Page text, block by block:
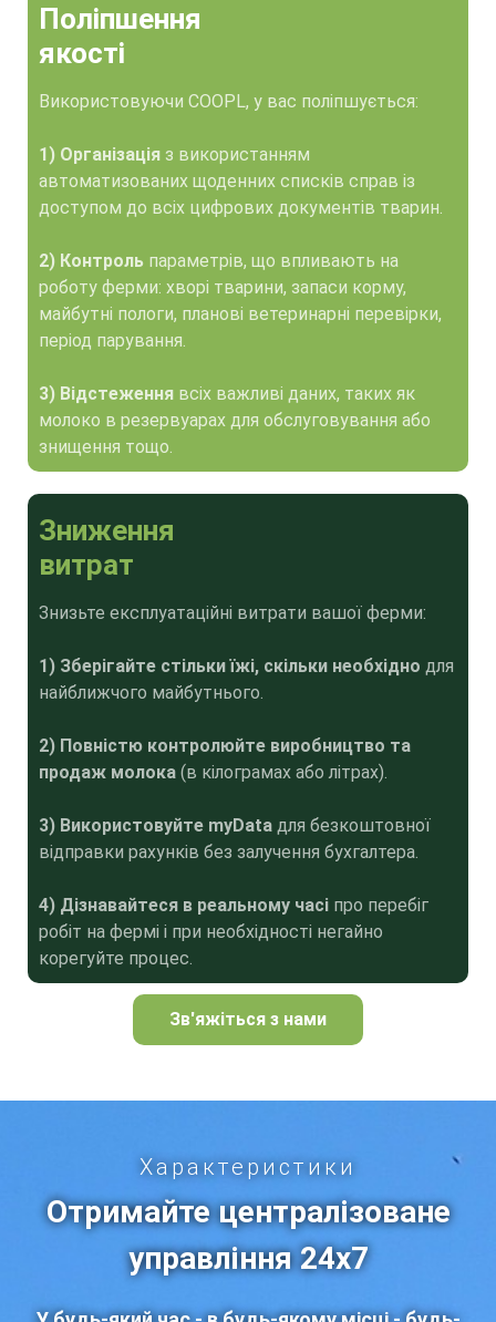
Поліпшення
якості
Використовуючи COOPL, у вас поліпшується:
1) Організація з використанням
автоматизованих щоденних списків справ із
доступом до всіх цифрових документів тварин.
2) Контроль параметрів, що впливають на
роботу ферми: хворі тварини, запаси корму,
майбутні пологи, планові ветеринарні перевірки,
період парування.
3) Відстеження всіх важливі даних, таких як
молоко в резервуарах для обслуговування або
знищення тощо.
Зниження
витрат
Знизьте експлуатаційні витрати вашої ферми:
1) Зберігайте стільки їжі, скільки необхідно для
найближчого майбутнього.
2) Повністю контролюйте виробництво та
продаж молока (в кілограмах або літрах).
3) Використовуйте myData для безкоштовної
відправки рахунків без залучення бухгалтера.
4) Дізнавайтеся в реальному часі про перебіг
робіт на фермі і при необхідності негайно
корегуйте процес.
Зв'яжіться з нами
Характеристики
Отримайте централізоване
управління 24x7